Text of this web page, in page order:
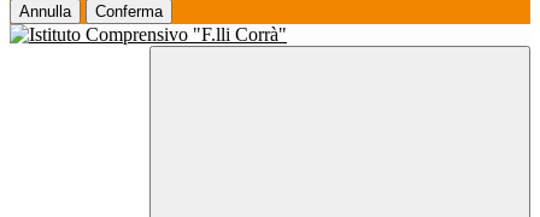
Annulla Conferma